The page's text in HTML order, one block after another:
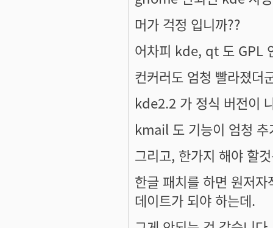
머가 걱정 입니까??
어차피 kde, qt 도 GPL
컨커러도 엄청 빨라졌더
kde2.2 가 정식 버전이
kmail 도 기능이 엄청 추
그리고, 한가지 해야 할
한글 패치를 하면 원저
데이트가 되야 하는데.